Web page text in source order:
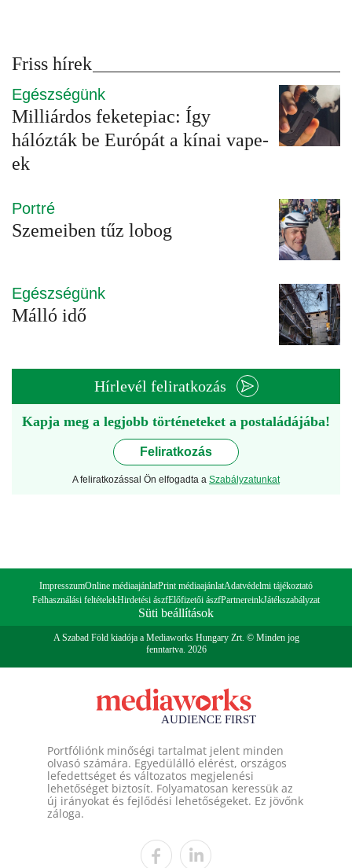
Friss hírek
Egészségünk
Milliárdos feketepiac: Így
hálózták be Európát a kínai vape-
ek
Portré
Szemeiben tűz lobog
Egészségünk
Málló idő
Hírlevél feliratkozás
Kapja meg a legjobb történeteket a postaládájába!
Feliratkozás
A feliratkozással Ön elfogadta a Szabályzatunkat
ImpresszumOnline médiaajánlatPrint médiaajánlatAdatvédelmi tájékoztató
Felhasználási feltételekHirdetési ászfElőfizetői ászfPartnereinkJátékszabályzat
Süti beállítások
A Szabad Föld kiadója a Mediaworks Hungary Zrt. © Minden jog
fenntartva. 2026
Portfóliónk minőségi tartalmat jelent minden
olvasó számára. Egyedülálló elérést, országos
lefedettséget és változatos megjelenési
lehetőséget biztosít. Folyamatosan keressük az
új irányokat és fejlődési lehetőségeket. Ez jövőnk
záloga.